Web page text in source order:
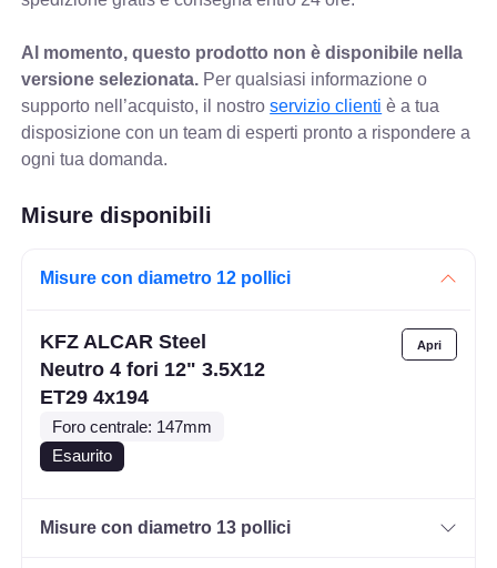
Al momento, questo prodotto non è disponibile nella
versione selezionata. Per qualsiasi informazione o
supporto nell’acquisto, il nostroservizio clienti è a tua
disposizione con un team di esperti pronto a rispondere a
ogni tua domanda.
Misure disponibili
Misure con diametro 12 pollici
KFZ ALCAR Steel
Neutro 4 fori 12" 3.5X12
ET29 4x194
Foro centrale: 147mm
Esaurito
Misure con diametro 13 pollici